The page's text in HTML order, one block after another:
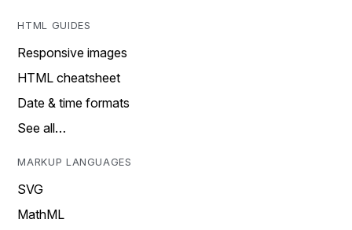
HTML GUIDES
Responsive images
HTML cheatsheet
Date & time formats
See all…
MARKUP LANGUAGES
SVG
MathML